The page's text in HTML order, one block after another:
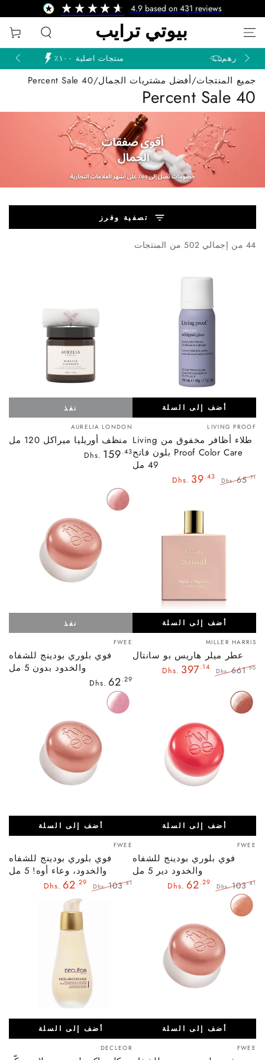
تخطى الى المحتوى 4.9 based on 431 reviews
التسوق
منتجات اصلية ١٠٠٪
جميع المنتجات/أفضل مشتريات الجمال/
40 Percent Sale
40 Percent Sale
تصفية وفرز
44 من إجمالي 502 من المنتجات
بائع:
LIVING PROOF
طلاء أظافر مخفوق من Living
Proof Color Care بلون فاتح
49 مل
Dhs. 65.71
Dhs. 39.43
أضف إلى السلة
بائع:
AURELIA LONDON
منظف ​​أوريليا ميراكل 120 مل
Dhs. 159.43
نفذ
بائع:
MILLER HARRIS
عطر ميلر هاريس بو سانتال
العادي
Dhs. 661.90
Dhs. 397.14
أضف إلى السلة
بائع:
FWEE
فوي بلوري بودينج للشفاه
والخدود بدون 5 مل
Dhs. 62.29
نفذ
بائع:
FWEE
فوي بلوري بودينج للشفاه
والخدود دير 5 مل
السعر
العادي
Dhs. 103.81
Dhs. 62.29
أضف إلى السلة
بائع:
FWEE
فوي بلوري بودينج للشفاه
والخدود، وعاء أوه! 5 مل
Dhs. 103.81
سعر
Dhs. 62.29
أضف إلى السلة
بائع:
FWEE
أضف إلى السلة
بائع:
DECLEOR
أضف إلى السلة